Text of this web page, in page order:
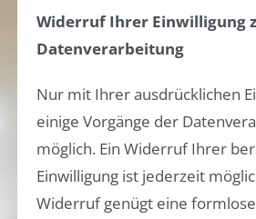
Widerruf Ihrer Einwilligung
Datenverarbeitung
Nur mit Ihrer ausdrücklichen
einige Vorgänge der
möglich. Ein Widerruf Ihrer
Einwilligung ist jederzeit
Widerruf genügt eine